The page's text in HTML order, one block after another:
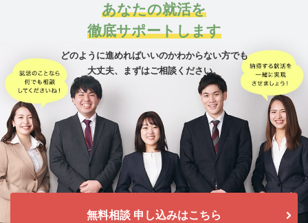
あなたの就活を
徹底サポートします
どのように進めればいいのかわからない方でも
大丈夫、
まずはご相談ください。
無料相談 申し込みはこちら